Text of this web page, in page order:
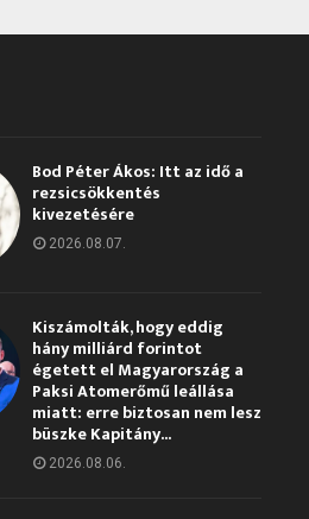
Bod Péter Ákos: Itt az idő a
rezsicsökkentés
kivezetésére
2026.08.07.
Kiszámolták, hogy eddig
hány milliárd forintot
égetett el Magyarország a
Paksi Atomerőmű leállása
miatt: erre biztosan nem lesz
büszke Kapitány...
2026.08.06.